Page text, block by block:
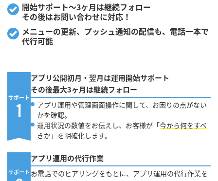
開始サポート〜3ヶ月は継続フォロー
その後はお問い合わせに対応！
メニューの更新、プッシュ通知の配信も、電話一本で
代行可能
サポート
1
アプリ公開初月・翌月は運用開始サポート
その後最大3ヶ月は継続フォロー
アプリ運用や管理画面操作に関して、お困りの点がない
かを確認。
運用状況の数値をお伝えし、お客様が「今から何をすべ
きか」を明確化します。
サポート
アプリ運用の代行作業
お電話でのヒアリングをもとに、アプリ運用の代行作業を